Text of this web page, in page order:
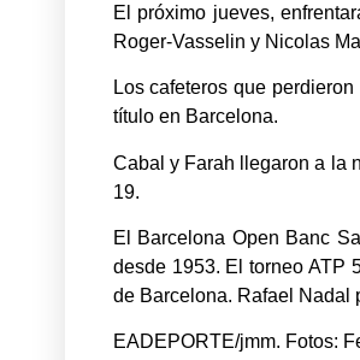
El próximo jueves,
Roger-Vasselin y Nicolas
Los cafeteros que
título en Barcelona.
Cabal y Farah llegaron a la
19.
El Barcelona Open Banc
desde 1953. El torneo ATP
de Barcelona. Rafael Nadal
EADEPORTE/jmm. Fotos: